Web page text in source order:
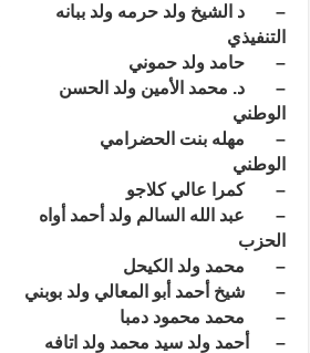
– د الشيخ ولد حرمه ولد ببانه
التنفيذي
– حامد ولد حموني
– د. محمد الأمين ولد الحسن
الوطني
– مهله بنت الحضرامي
الوطني
– كمرا عالي كلاجو
– عبد الله السالم ولد أحمد
الحزب
– محمد ولد الكيحل
– شيخ أحمد أبو المعالي ولد
– محمد محمود دمبا
– أحمد ولد سيد محمد ولد